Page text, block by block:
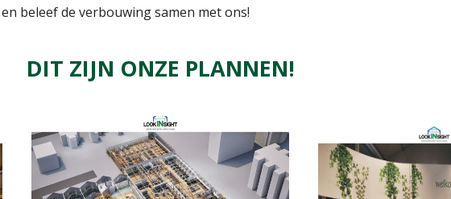
beleef de verbouwing samen met ons!
DIT ZIJN ONZE PLANNEN!